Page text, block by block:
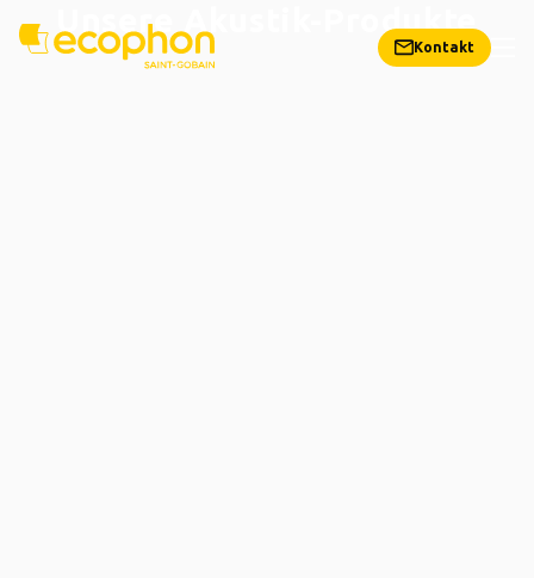
Kontakt
Unsere Akustik-Produkte